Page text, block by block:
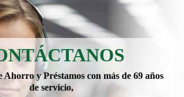
Ahorro y Préstamos con más de 69 años
de servicio,